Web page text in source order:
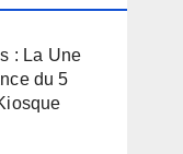
: La Une
du 5